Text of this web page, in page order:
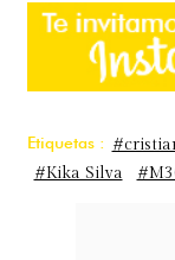
Etiquetas :
#Kika Silva